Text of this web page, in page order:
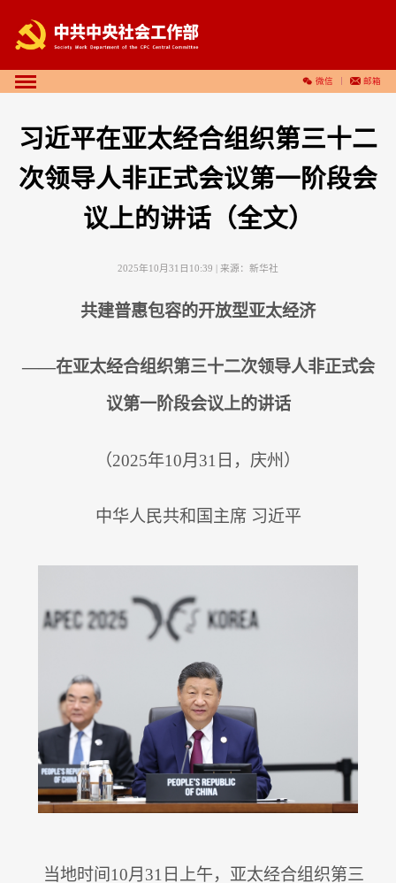
微信 邮箱
习近平在亚太经合组织第三十二
次领导人非正式会议第一阶段会
议上的讲话（全文）
2025年10月31日10:39 | 来源： 新华社
共建普惠包容的开放型亚太经济
——在亚太经合组织第三十二次领导人非正式会
议第一阶段会议上的讲话
（2025年10月31日，庆州）
中华人民共和国主席 习近平
当地时间10月31日上午，亚太经合组织第三